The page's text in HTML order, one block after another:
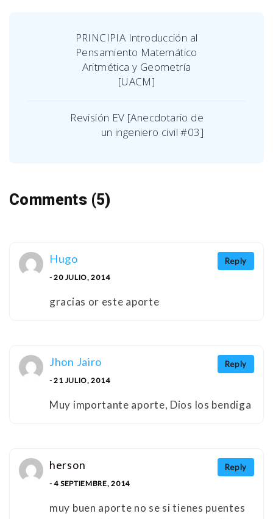
PRINCIPIA Introducción al
Pensamiento Matemático
Aritmética y Geometría
[UACM]
Revisión EV [Anecdotario de
un ingeniero civil #03]
Comments (5)
Reply
Hugo
- 20 JULIO, 2014
gracias or este aporte
Reply
Jhon Jairo
- 21 JULIO, 2014
Muy importante aporte, Dios los bendiga
Reply
herson
- 4 SEPTIEMBRE, 2014
muy buen aporte no se si tienes puentes